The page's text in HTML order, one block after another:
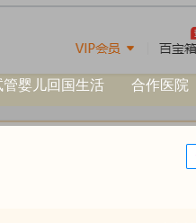
管婴儿回国生活 合作医院